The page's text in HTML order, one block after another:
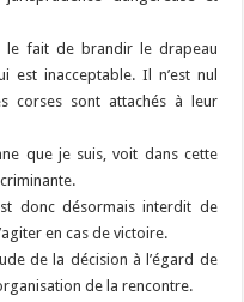
le fait de brandir le drapeau
est inacceptable. Il n’est nul
corses sont attachés à leur
que je suis, voit dans cette
donc désormais interdit de
en cas de victoire.
de la décision à l’égard de
de la rencontre.